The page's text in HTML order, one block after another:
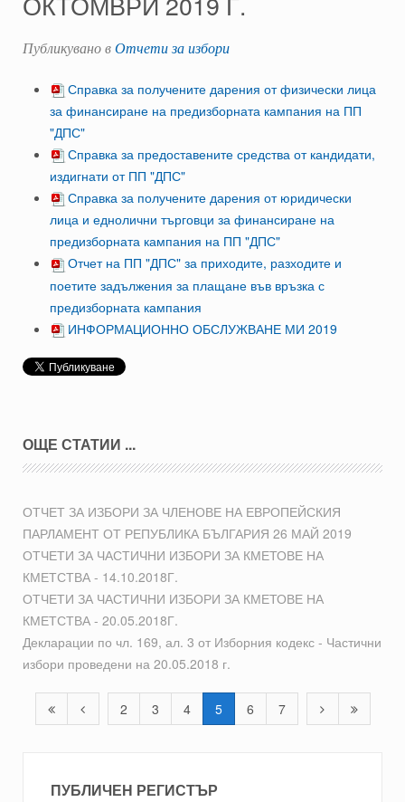
Публикувано в Отчети за избори
Справка за получените дарения от физически лица
за финансиране на предизборната кампания на ПП
"ДПС"
Справка за предоставените средства от кандидати,
издигнати от ПП "ДПС"
Справка за получените дарения от юридически
лица и еднолични търговци за финансиране на
предизборната кампания на ПП "ДПС"
Отчет на ПП "ДПС" за приходите, разходите и
поетите задължения за плащане във връзка с
предизборната кампания
ИНФОРМАЦИОННО ОБСЛУЖВАНЕ МИ 2019
ОЩЕ СТАТИИ ...
ОТЧЕТ ЗА ИЗБОРИ ЗА ЧЛЕНОВЕ НА ЕВРОПЕЙСКИЯ
ПАРЛАМЕНТ ОТ РЕПУБЛИКА БЪЛГАРИЯ 26 МАЙ 2019
ОТЧЕТИ ЗА ЧАСТИЧНИ ИЗБОРИ ЗА КМЕТОВЕ НА
КМЕТСТВА - 14.10.2018Г.
ОТЧЕТИ ЗА ЧАСТИЧНИ ИЗБОРИ ЗА КМЕТОВЕ НА
КМЕТСТВА - 20.05.2018Г.
Декларации по чл. 169, ал. 3 от Изборния кодекс - Частични
избори проведени на 20.05.2018 г.
2 3 4 5 6 7
ПУБЛИЧЕН РЕГИСТЪР